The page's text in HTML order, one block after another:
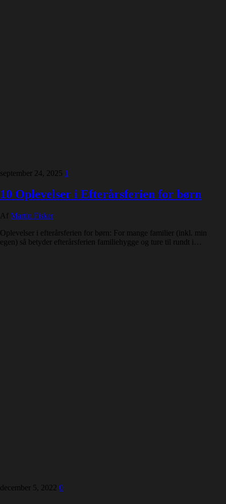
september 24, 2025 1
10 Oplevelser i Efterårsferien for børn
Af Martin Fisker
Oplevelser i efterårsferien for børn: For mange familier (inkl. min
egen) så betyder efterårsferien familiehygge og ture til rundt i…
december 5, 2022 0